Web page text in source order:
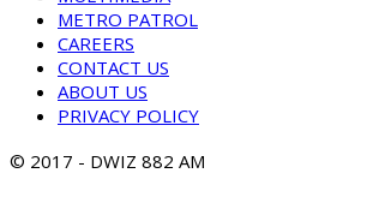
METRO PATROL
CAREERS
CONTACT US
ABOUT US
PRIVACY POLICY
© 2017 - DWIZ 882 AM